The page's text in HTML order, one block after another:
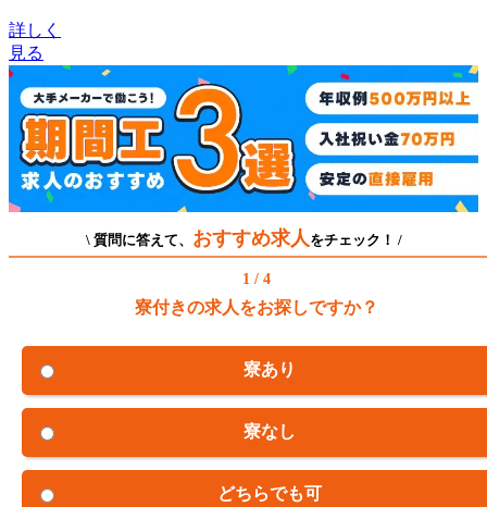
詳しく
見る
\ 質問に答えて、 おすすめ求人 をチェック！ /
1 / 4
寮付きの求人をお探しですか？
寮あり
寮なし
どちらでも可